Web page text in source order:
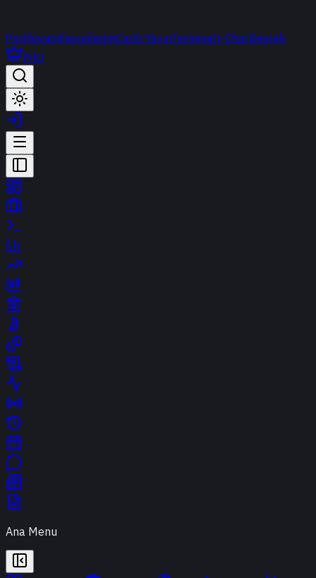
PortföyümFavorilerimCanlı YayınTerminalt-ChatDestek
PRO
Ana Menu